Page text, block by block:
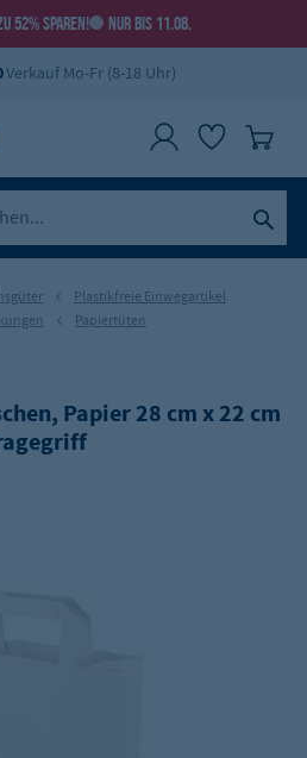
52% SPAREN! NUR BIS 11.08.
Verkauf Mo-Fr (8-18 Uhr)
Plastikfreie Einwegartikel
Papiertüten
Papier 28 cm x 22 cm